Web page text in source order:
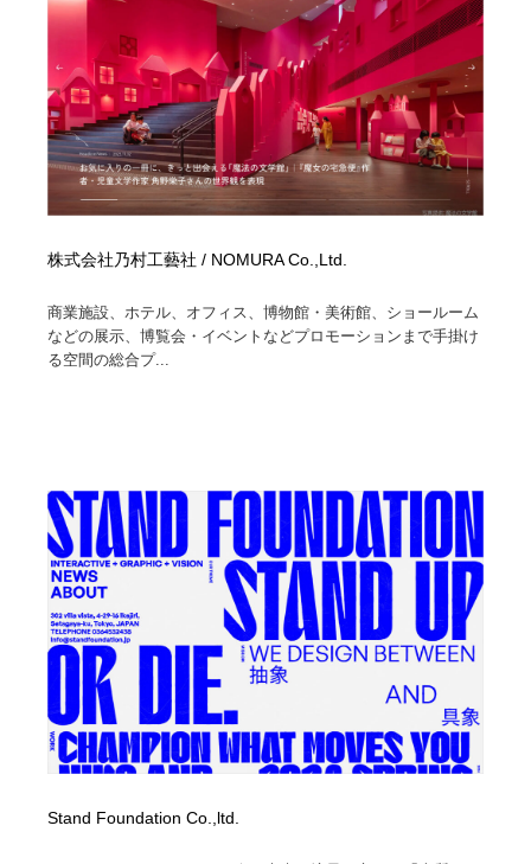
株式会社乃村工藝社 / NOMURA Co.,Ltd.
商業施設、ホテル、オフィス、博物館・美術館、ショールーム
などの展示、博覧会・イベントなどプロモーションまで手掛け
る空間の総合プ...
Stand Foundation Co.,ltd.